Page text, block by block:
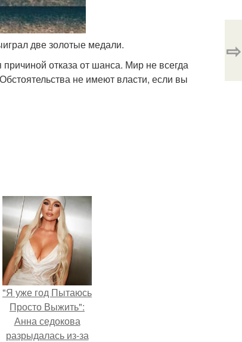
две золотые медали.
отказа от шанса. Мир не всегда
не имеют власти, если вы
⇨
"Я уже год Пытаюсь
Просто Выжить":
Анна седокова
разрыдалась из-за